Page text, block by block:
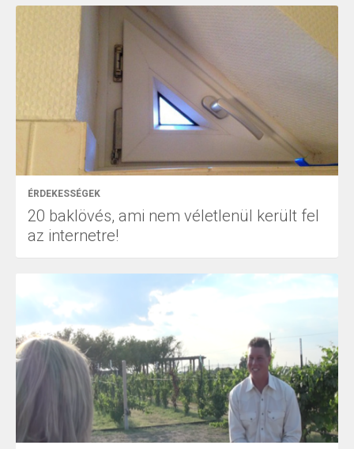
ÉRDEKESSÉGEK
20 baklövés, ami nem véletlenül került fel
az internetre!